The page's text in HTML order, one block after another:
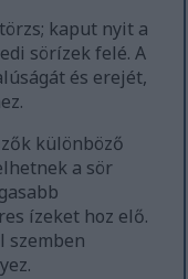
kaput nyit a
sörízek felé. A
és erejét,
különböző
a sör
ízeket hoz elő.
szemben